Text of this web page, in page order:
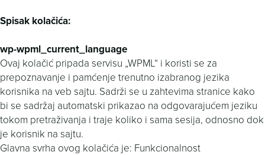
Spisak kolačića:
wp-wpml_current_language
Ovaj kolačić pripada servisu „WPML“ i koristi se za
prepoznavanje i pamćenje trenutno izabranog jezika
korisnika na veb sajtu. Sadrži se u zahtevima stranice kako
bi se sadržaj automatski prikazao na odgovarajućem jeziku
tokom pretraživanja i traje koliko i sama sesija, odnosno dok
je korisnik na sajtu.
Glavna svrha ovog kolačića je: Funkcionalnost